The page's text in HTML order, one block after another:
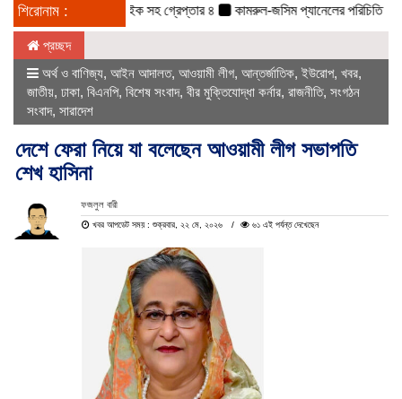
শিরোনাম :ইজিবাইক সহ গ্রেপ্তার ৪ কামরুল-জসিম প্যানেলের পরিচিতি সভা অনুষ্ঠিত
প্রচ্ছদ
অর্থ ও বাণিজ্য, আইন আদালত, আওয়ামী লীগ, আন্তর্জাতিক, ইউরোপ, খবর,
জাতীয়, ঢাকা, বিএনপি, বিশেষ সংবাদ, বীর মুক্তিযোদ্ধা কর্নার, রাজনীতি, সংগঠন
সংবাদ, সারাদেশ
দেশে ফেরা নিয়ে যা বলেছেন আওয়ামী লীগ সভাপতি
শেখ হাসিনা
ফজলুল বারী
খবর আপডেট সময় : শুক্রবার, ২২ মে, ২০২৬ ৬১ এই পর্যন্ত দেখেছেন